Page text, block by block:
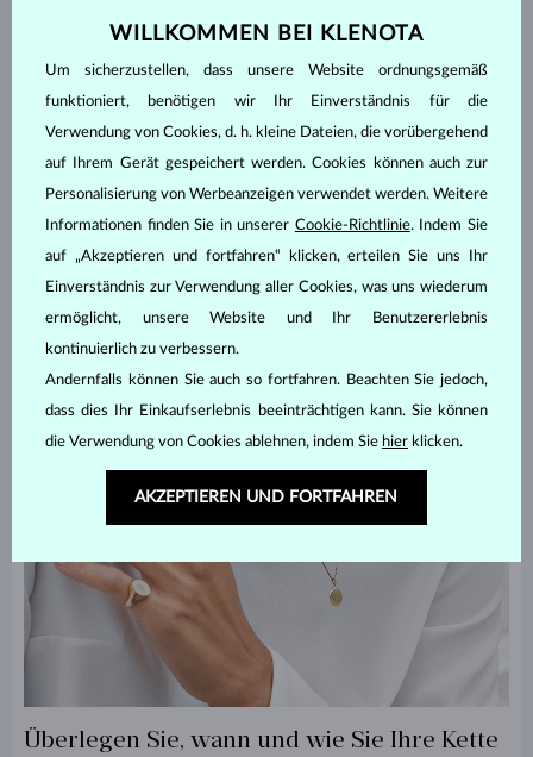
Körpergröße enden wird, da das der Punkt ist, der betont
Bei einer Größe von etwa 160 cm, bleiben Sie am besten bei
längere, als auch kürzere Ketten entscheiden. Bei etwas fülligerer
Figur empfehlen wir Ketten zwischen 45 und 55 cm - eine längere
Kette könnte unvorteilhaft fallen und nicht das gewünschte
Resultat erzielen.
Überlegen Sie, wann und wie Sie Ihre Kette
WILLKOMMEN BEI KLENOTA
Um sicherzustellen, dass unsere Website ordnungsgemäß
funktioniert, benötigen wir Ihr Einverständnis für die
Verwendung von Cookies, d. h. kleine Dateien, die vorübergehend
auf Ihrem Gerät gespeichert werden. Cookies können auch zur
Personalisierung von Werbeanzeigen verwendet werden. Weitere
Informationen finden Sie in unserer Cookie-Richtlinie. Indem Sie
auf „Akzeptieren und fortfahren“ klicken, erteilen Sie uns Ihr
Einverständnis zur Verwendung aller Cookies, was uns wiederum
ermöglicht, unsere Website und Ihr Benutzererlebnis
kontinuierlich zu verbessern.
Andernfalls können Sie auch so fortfahren. Beachten Sie jedoch,
dass dies Ihr Einkaufserlebnis beeinträchtigen kann. Sie können
die Verwendung von Cookies ablehnen, indem Sie hier klicken.
AKZEPTIEREN UND FORTFAHREN